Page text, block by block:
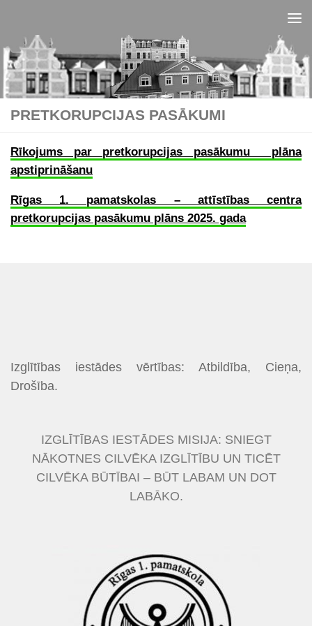
PRETKORUPCIJAS PASĀKUMI
Rīkojums par pretkorupcijas pasākumu plāna
apstiprināšanu
Rīgas 1. pamatskolas – attīstības centra
pretkorupcijas pasākumu plāns 2025. gada
Izglītības iestādes vērtības: Atbildība, Cieņa,
Drošība.
IZGLĪTĪBAS IESTĀDES MISIJA: SNIEGT
NĀKOTNES CILVĒKA IZGLĪTĪBU UN TICĒT
CILVĒKA BŪTĪBAI – BŪT LABAM UN DOT
LABĀKO.